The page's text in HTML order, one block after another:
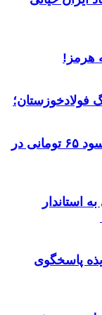
اخبار گروه سرمایه گذاری تصویب سود ۶۵ تومانی در